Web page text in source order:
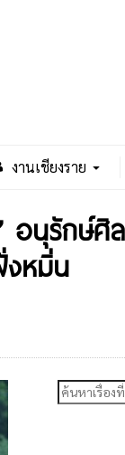
งานเชียงราย
อนุรักษ์ศิ
หมิ่น
ค้นหา